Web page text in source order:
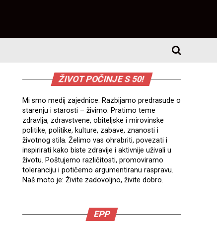
ŽIVOT POČINJE S 50!
Mi smo medij zajednice. Razbijamo predrasude o
starenju i starosti – živimo. Pratimo teme
zdravlja, zdravstvene, obiteljske i mirovinske
politike, politike, kulture, zabave, znanosti i
životnog stila. Želimo vas ohrabriti, povezati i
inspirirati kako biste zdravije i aktivnije uživali u
životu. Poštujemo različitosti, promoviramo
toleranciju i potičemo argumentiranu raspravu.
Naš moto je: Živite zadovoljno, živite dobro.
EPP